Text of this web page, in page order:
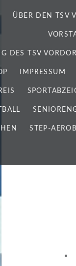
ÜBER DEN TSV
DES TSV
IMPRESSUM
STEP-